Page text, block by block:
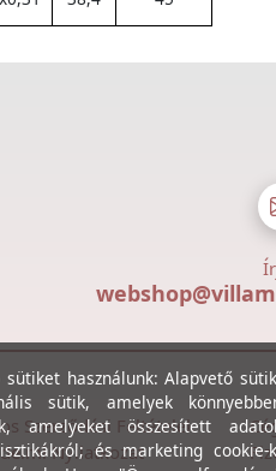
Szerződési Feltételek
Nyilatkozat
használunk: Alapvető
sütik, amelyek
amelyeket összesített
és marketing cookie-